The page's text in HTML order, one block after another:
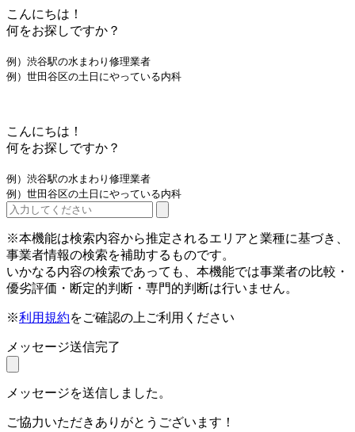
こんにちは！
何をお探しですか？
例）渋谷駅の水まわり修理業者
例）世田谷区の土日にやっている内科
こんにちは！
何をお探しですか？
例）渋谷駅の水まわり修理業者
例）世田谷区の土日にやっている内科
※本機能は検索内容から推定されるエリアと業種に基づき、
事業者情報の検索を補助するものです。
いかなる内容の検索であっても、本機能では事業者の比較・
優劣評価・断定的判断・専門的判断は行いません。
※利用規約をご確認の上ご利用ください
メッセージ送信完了
メッセージを送信しました。
ご協力いただきありがとうございます！